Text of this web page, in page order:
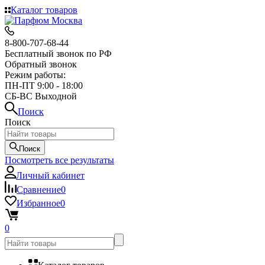
Каталог товаров
8-800-707-68-44
Бесплатный звонок по РФ
Обратный звонок
Режим работы:
ПН-ПТ 9:00 - 18:00
СБ-ВС Выходной
Поиск
Поиск
Поиск
Посмотреть все результаты
Личный кабинет
Сравнение0
Избранное0
0